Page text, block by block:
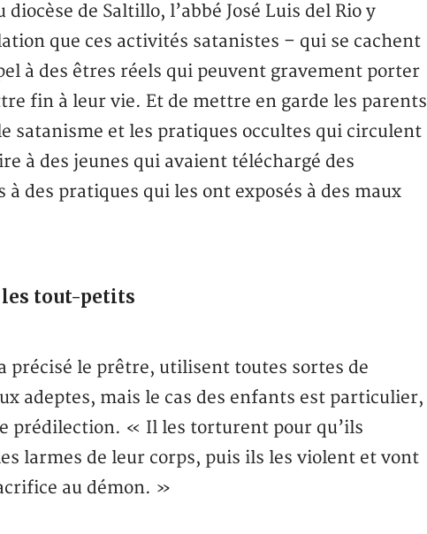
de Saltillo, l’abbé José Luis del Rio y
que ces activités satanistes – qui se cachent
à des êtres réels qui peuvent gravement porter
fin à leur vie. Et de mettre en garde les parents
satanisme et les pratiques occultes qui circulent
à des jeunes qui avaient téléchargé des
des pratiques qui les ont exposés à des maux
les tout-petits
précisé le prêtre, utilisent toutes sortes de
adeptes, mais le cas des enfants est particulier,
prédilection. « Il les torturent pour qu’ils
larmes de leur corps, puis ils les violent et vont
au démon. »